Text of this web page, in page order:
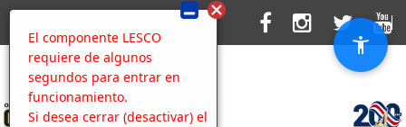
El componente LESCO
requiere de algunos
segundos para entrar en
funcionamiento.
Si desea cerrar (desactivar) el